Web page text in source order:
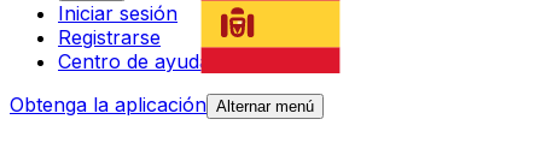
Iniciar sesión
Registrarse
Centro de ayuda
Obtenga la aplicación Alternar menú